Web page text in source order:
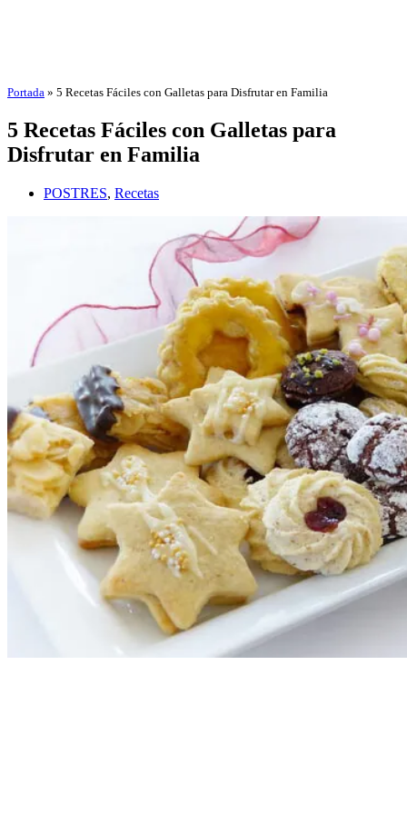
Portada » 5 Recetas Fáciles con Galletas para Disfrutar en Familia
5 Recetas Fáciles con Galletas para
Disfrutar en Familia
POSTRES, Recetas